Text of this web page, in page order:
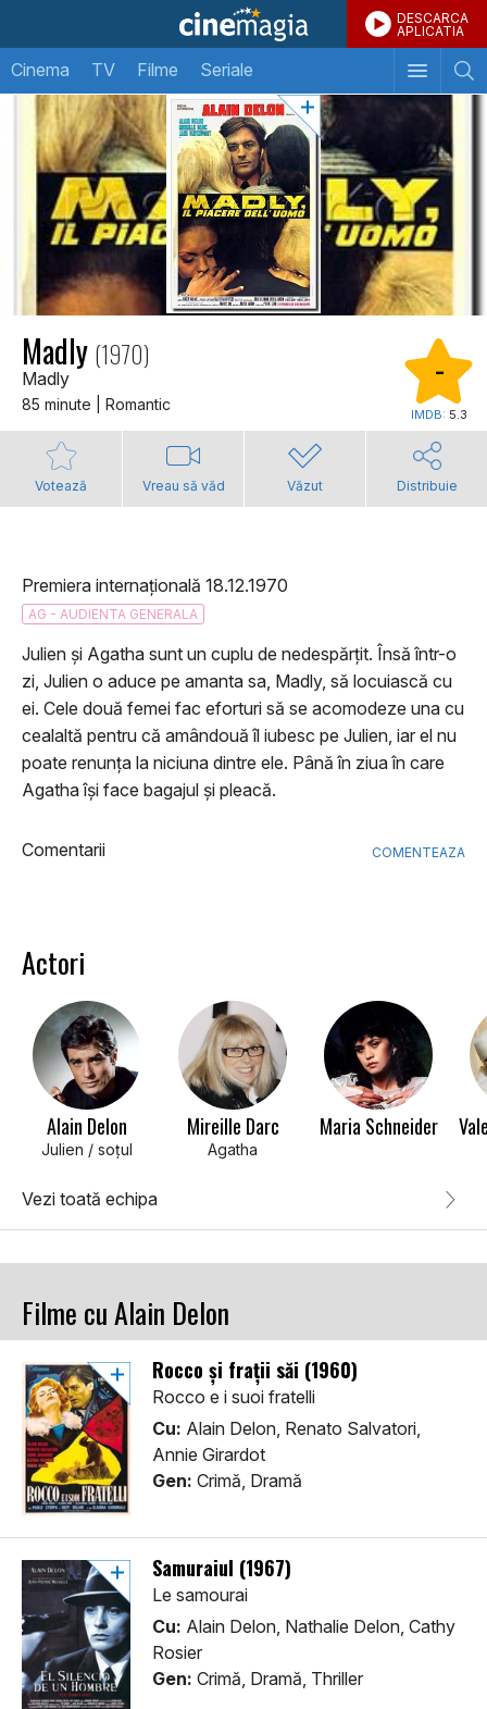
DESCARCA
APLICATIA
Cinema TV Filme Seriale
Madly (1970)
Madly
85 minute | Romantic
-
IMDB: 5.3
Votează Vreau să văd Văzut Distribuie
Premiera internațională 18.12.1970
AG - AUDIENTA GENERALA
Julien și Agatha sunt un cuplu de nedespărțit. Însă într-o
zi, Julien o aduce pe amanta sa, Madly, să locuiască cu
ei. Cele două femei fac eforturi să se acomodeze una cu
cealaltă pentru că amândouă îl iubesc pe Julien, iar el nu
poate renunța la niciuna dintre ele. Până în ziua în care
Agatha își face bagajul și pleacă.
Comentarii COMENTEAZA
Actori
Alain Delon
Julien / soțul
Mireille Darc
Agatha
Maria Schneider
Vezi toată echipa
Filme cu Alain Delon
Rocco și frații săi (1960)
Rocco e i suoi fratelli
Cu: Alain Delon, Renato Salvatori,
Annie Girardot
Gen: Crimă, Dramă
Samuraiul (1967)
Le samourai
Cu: Alain Delon, Nathalie Delon, Cathy
Rosier
Gen: Crimă, Dramă, Thriller